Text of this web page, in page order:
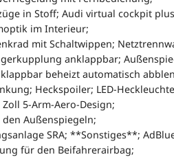
in Stoff; Audi virtual cockpit
im Interieur;
mit Schaltwippen;
anklappbar;
beheizt automatisch
Heckspoiler; LED-
5-Arm-Aero-Design;
Außenspiegeln;
SRA; **Sonstiges**;
für den Beifahrerairbag;